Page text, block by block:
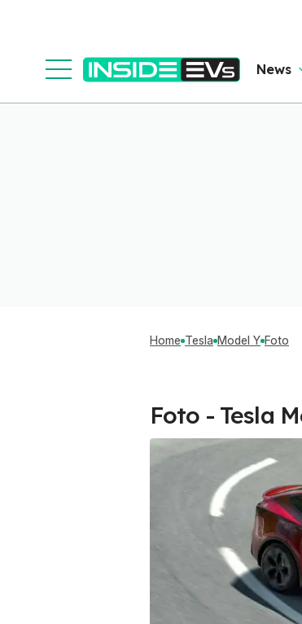
News
Home Tesla Model Y Foto
Foto - Tesla